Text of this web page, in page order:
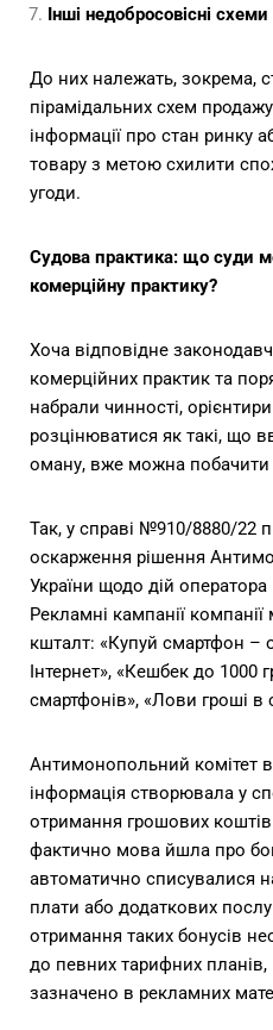
Інші недобросовісні
До них належать, зокрема,
пірамідальних схем
інформації про стан ринку
товару з метою схилити
угоди.
Судова практика: що суди
комерційну практику?
Хоча відповідне
комерційних практик та
набрали чинності,
розцінюватися як такі, що
оману, вже можна побачити
Так, у справі №910/8880/22
оскарження рішення
України щодо дій оператора
Рекламні кампанії
кшталт: «Купуй смартфон –
Інтернет», «Кешбек до 1000
смартфонів», «Лови гроші в
Антимонопольний комітет
інформація створювала у
отримання грошових
фактично мова йшла про
автоматично списувалися
плати або додаткових
отримання таких бонусів
до певних тарифних планів,
зазначено в рекламних